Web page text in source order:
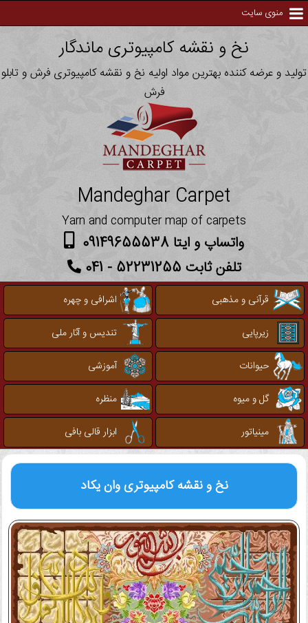
منوی سایت
نخ و نقشه کامپیوتری ماندگار
تولید و عرضه کننده بهترین مواد اولیه نخ و نقشه کامپیوتری فرش و تابلو
فرش
Mandeghar Carpet
Yarn and computer map of carpets
واتساپ و ایتا 09149655538
تلفن ثابت 52231255 - 041
قرآنی و مذهبی
اشرافی و چهره
زیرپایی
تندیس و آثار ملی
حیوانات
آموزشی
گل و میوه
منظره
مینیاتور
ابزار قالی بافی
نخ و نقشه کامپیوتریوان یکاد